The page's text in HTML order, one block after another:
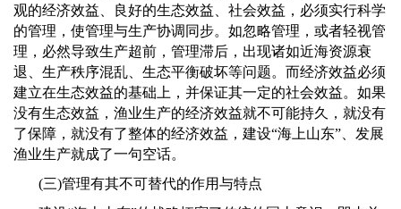
观的经济效益、良好的生态效益、社会效益，必须实行科学
的管理，使管理与生产协调同步。如忽略管理，或者轻视管
理，必然导致生产超前，管理滞后，出现诸如近海资源衰
退、生产秩序混乱、生态平衡破坏等问题。而经济效益必须
建立在生态效益的基础上，并保证其一定的社会效益。如果
没有生态效益，渔业生产的经济效益就不可能持久，就没有
了保障，就没有了整体的经济效益，建设“海上山东”、发展
渔业生产就成了一句空话。
(三)管理有其不可替代的作用与特点